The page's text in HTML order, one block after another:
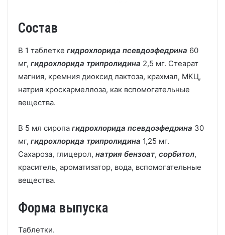
Состав
В 1 таблетке гидрохлорида псевдоэфедрина 60
мг, гидрохлорида трипролидина 2,5 мг. Стеарат
магния, кремния диоксид лактоза, крахмал, МКЦ,
натрия кроскармеллоза, как вспомогательные
вещества.
В 5 мл сиропа гидрохлорида псевдоэфедрина 30
мг, гидрохлорида трипролидина 1,25 мг.
Сахароза, глицерол, натрия бензоат, сорбитол,
краситель, ароматизатор, вода, вспомогательные
вещества.
Форма выпуска
Таблетки.